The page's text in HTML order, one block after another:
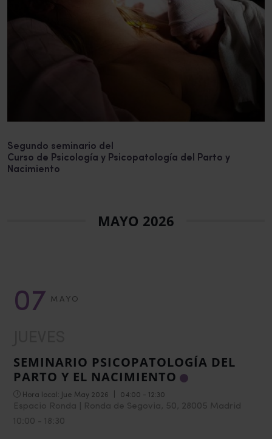
Segundo seminario del
Curso de Psicología y Psicopatología del Parto y
Nacimiento
MAYO 2026
07 MAYO
SEMINARIO PSICOPATOLOGÍA DEL
PARTO Y EL NACIMIENTO
Hora local: Jue May 2026 04:00 - 12:30
Espacio Ronda | Ronda de Segovia, 50, 28005 Madrid
10:00 - 18:30